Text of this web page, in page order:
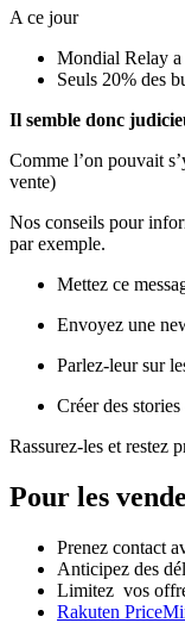
A ce jour
Mondial Relay a
Seuls 20% des
Il semble donc
Comme l’on pouvait
vente)
Nos conseils pour
par exemple.
Mettez ce
Envoyez une
Parlez-leur sur
Créer des
Rassurez-les et restez
Pour les
Prenez contact
Anticipez des
Limitez vos
Rakuten